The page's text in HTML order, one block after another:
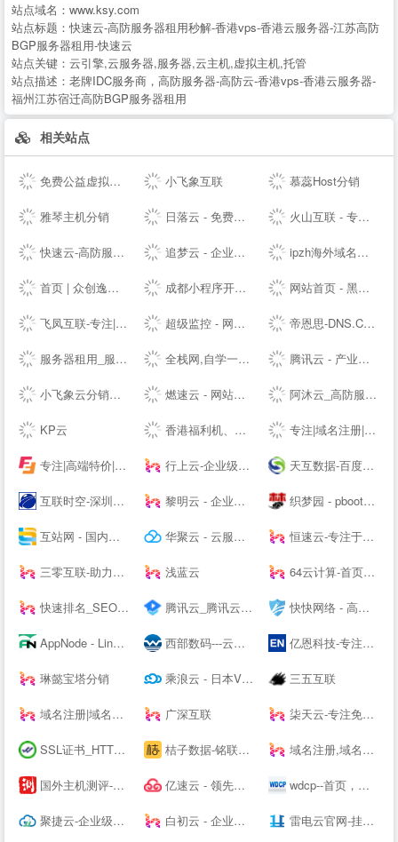
站点域名： www.ksy.com
站点标题： 快速云-高防服务器租用秒解-香港vps-香港云服务器-江苏高防
BGP服务器租用-快速云
站点关键： 云引擎,云服务器,服务器,云主机,虚拟主机,托管
站点描述： 老牌IDC服务商，高防服务器-高防云-香港vps-香港云服务器-
福州江苏宿迁高防BGP服务器租用
相关站点
免费公益虚拟主机|雷电云互联-公益挂机宝_公益vps挂机宝_公益云电脑_3元挂机宝_4元挂机宝_低价挂机宝_低价云电脑_5元挂机宝_达龙云电脑-挂机宝官网 小飞象互联 慕蕊Host分销
雅琴主机分销 日落云 - 免费云服务器免费主机专注优质云服务 火山互联 - 专注Linux应用,弹性云主机 - 四川火山互联信息科技有限责任公司
快速云-高防服务器租用秒解-香港vps-香港云服务器-江苏高防BGP服务器租用-快速云 追梦云 - 企业级定制高防云服务器、虚拟主机、服务器租用托管服务提供商 ipzh海外域名平台
首页 | 众创逸云 - 为全民开发者而生的专业云服务器 成都小程序开发_网站建设_小程序制作_自助建站_软件开发 - ⎛赤七互联⎞ 网站首页 - 黑白云-用心服务
飞凤互联-专注|云主机|云空间|vps主机|拨号vps|虚拟主机|挂机宝|电信服务器|香港服务器 超级监控 - 网站服务器数据监控服务商 帝恩思-DNS.COM：DNS综合服务提供商-免费DNS解析-云解析-高防CDN-DNS劫持-SSL证书-网站劫持检测-宕机监控-云服务器ECS
服务器租用_服务器托管_虚拟主机_云主机_vps-紫田网络 全栈网,自学一个全栈工程师 腾讯云 - 产业智变 云启未来
小飞象云分销系统 燃速云 - 网站首页 阿沐云_高防服务器_香港服务器_高性价比云计算产品
KP云 香港福利机、香港云服务器、美国站群VPS及物理主机提供商 专注|域名注册|com域名|cn域名|vip域名|pw域名|优质域名|无限空间|免费试用|ssl证书|-飞凤互联
专注|高端特价|活动主机| 无套路|续费同价|等主机服务器产品 - 飞凤互联 行上云-企业级云服务器-虚拟云主机-高防服务器租用托管服务商 天互数据-百度BGP高防机房与云服务器租用托管服务中心！
互联时空-深圳云主机,云服务器租用,深圳H5网站建设,域名注册,企业建站,小程序制作,服务器租用 黎明云 - 企业级云服务器、服务器租用托管服务提供商 织梦园 - pbootcms模板_云优模板_Wordpress主题模板_网站模板下载站
互站网 - 国内知名的网站交易、源码交易、域名交易服务中心 华聚云 - 云服务器租用提供商 恒速云-专注于优质美国香港云服务器
三零互联-助力上云 浅蓝云 64云计算-首页演示
快速排名_SEO关键词优化_SEO网站优化平台「推否SEO」 腾讯云_腾讯云腾讯课堂-- 快快网络 - 高防服务器租用,DDOS高防清洗,高防BGP服务器
AppNode - Linux服务器集群管理面板 西部数码---云服务器-虚拟主机-域名注册,20年知名云服务商！ 亿恩科技-专注服务器托管22年
琳懿宝塔分销 乘浪云 - 日本VPS_美国VPS_香港云主机_美国服务器_Linode日本东京 三五互联
域名注册|域名查询|域名申请|虚拟主机|企业邮箱|网站建设|云主机|网站安全证书|CA证书|尽在阳光互联 广深互联 柒天云-专注免备案云主机vps服务器|美国高防香港vps|高防cdn|高防主机空间|就上柒天云
SSL证书_HTTPS加密_国密SSL数字证书 - 沃通CA【--】 桔子数据-铭联科技-企业级云服务器、虚拟主机、服务器租用托管服务提供商-桔子数据 域名注册,域名交易,虚拟主机,企业建站和企业邮箱-GoDaddy中文站
国外主机测评-专注国外VPS_云服务器_独立服务器_国外主机_外贸主机 亿速云 - 领先的云服务器、高防服务器、香港服务器云计算服务商！ wdcp--首页，免费好用易用的Linux服务器云主机管理系统面板
聚捷云-企业级云服务器、虚拟主机、服务器租用托管服务提供商 白初云 - 企业级高可用云服务器 雷电云官网-挂机宝-云电脑-企业级云服务器-域名注册-虚拟主机-香港美国服务器资货源站